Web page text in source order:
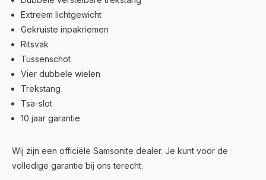
Extreem lichtgewicht
Gekruiste inpakriemen
Ritsvak
Tussenschot
Vier dubbele wielen
Trekstang
Tsa-slot
10 jaar garantie
Wij zijn een officiële Samsonite dealer. Je kunt voor de
volledige garantie bij ons terecht.